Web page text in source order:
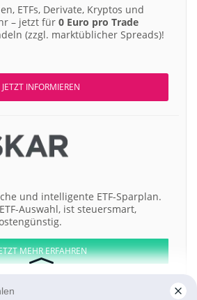
ETFs, Derivate, Kryptos und
– jetzt für 0 Euro pro Trade
(zzgl. marktüblicher Spreads)!
JETZT INFORMIEREN
und intelligente ETF-Sparplan.
Auswahl, ist steuersmart,
MEHR ERFAHREN